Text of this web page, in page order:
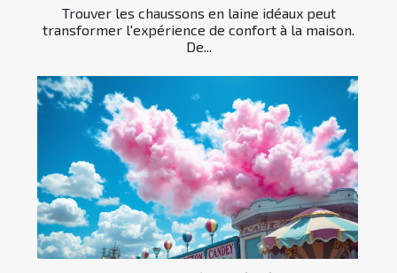
Trouver les chaussons en laine idéaux peut
transformer l'expérience de confort à la maison.
De...